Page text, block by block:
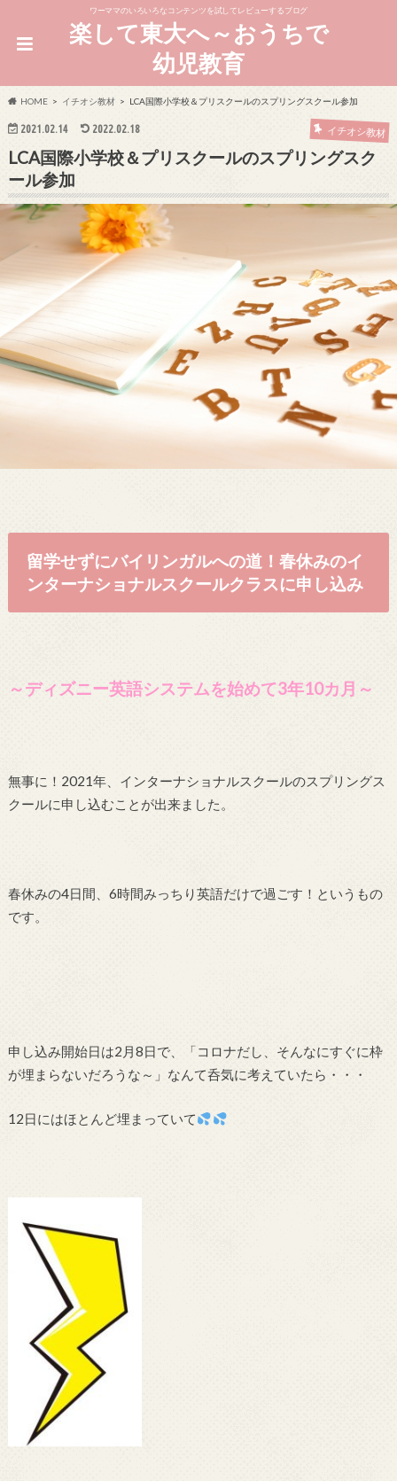
ワーママのいろいろなコンテンツを試してレビューするブログ
楽して東大へ～おうちで
幼児教育
HOME イチオシ教材 LCA国際小学校＆プリスクールのスプリングスクール参加
2021.02.14 2022.02.18 イチオシ教材
LCA国際小学校＆プリスクールのスプリングスク
ール参加
留学せずにバイリンガルへの道！春休みのイ
ンターナショナルスクールクラスに申し込み
～ディズニー英語システムを始めて3年10カ月～
無事に！2021年、インターナショナルスクールのスプリングス
クールに申し込むことが出来ました。
春休みの4日間、6時間みっちり英語だけで過ごす！というもの
です。
申し込み開始日は2月8日で、「コロナだし、そんなにすぐに枠
が埋まらないだろうな～」なんて呑気に考えていたら・・・
12日にはほとんど埋まっていて